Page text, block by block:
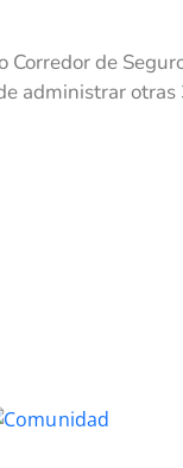
de
administrar